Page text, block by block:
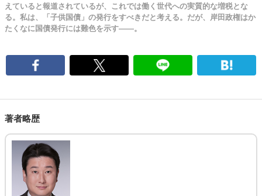
えていると報道されているが、これでは働く世代への実質的な増税とな
る。私は、「子供国債」の発行をすべきだと考える。だが、岸田政権はか
たくなに国債発行には難色を示す――。
著者略歴